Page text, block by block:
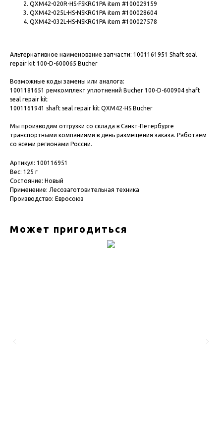
QXM42-020R-HS-FSKRG1PA item #100029159
QXM42-025L-HS-NSKRG1PA item #100028604
QXM42-032L-HS-NSKRG1PA item #100027578
Альтернативное наименование запчасти: 1001161951 Shaft seal
repair kit 100-D-600065 Bucher
Возможные коды замены или аналога:
1001181651 ремкомплект уплотнений Bucher 100-D-600904 shaft
seal repair kit
1001161941 shaft seal repair kit QXM42-HS Bucher
Мы производим отгрузки со склада в Санкт-Петербурге
транспортными компаниями в день размещения заказа. Работаем
со всеми регионами России.
Артикул: 100116951
Вес: 125 г
Состояние: Новый
Применение: Лесозаготовительная техника
Производство: Евросоюз
Может пригодиться